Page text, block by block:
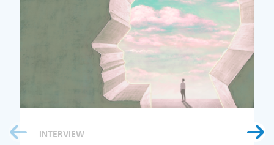
INTERVIEW